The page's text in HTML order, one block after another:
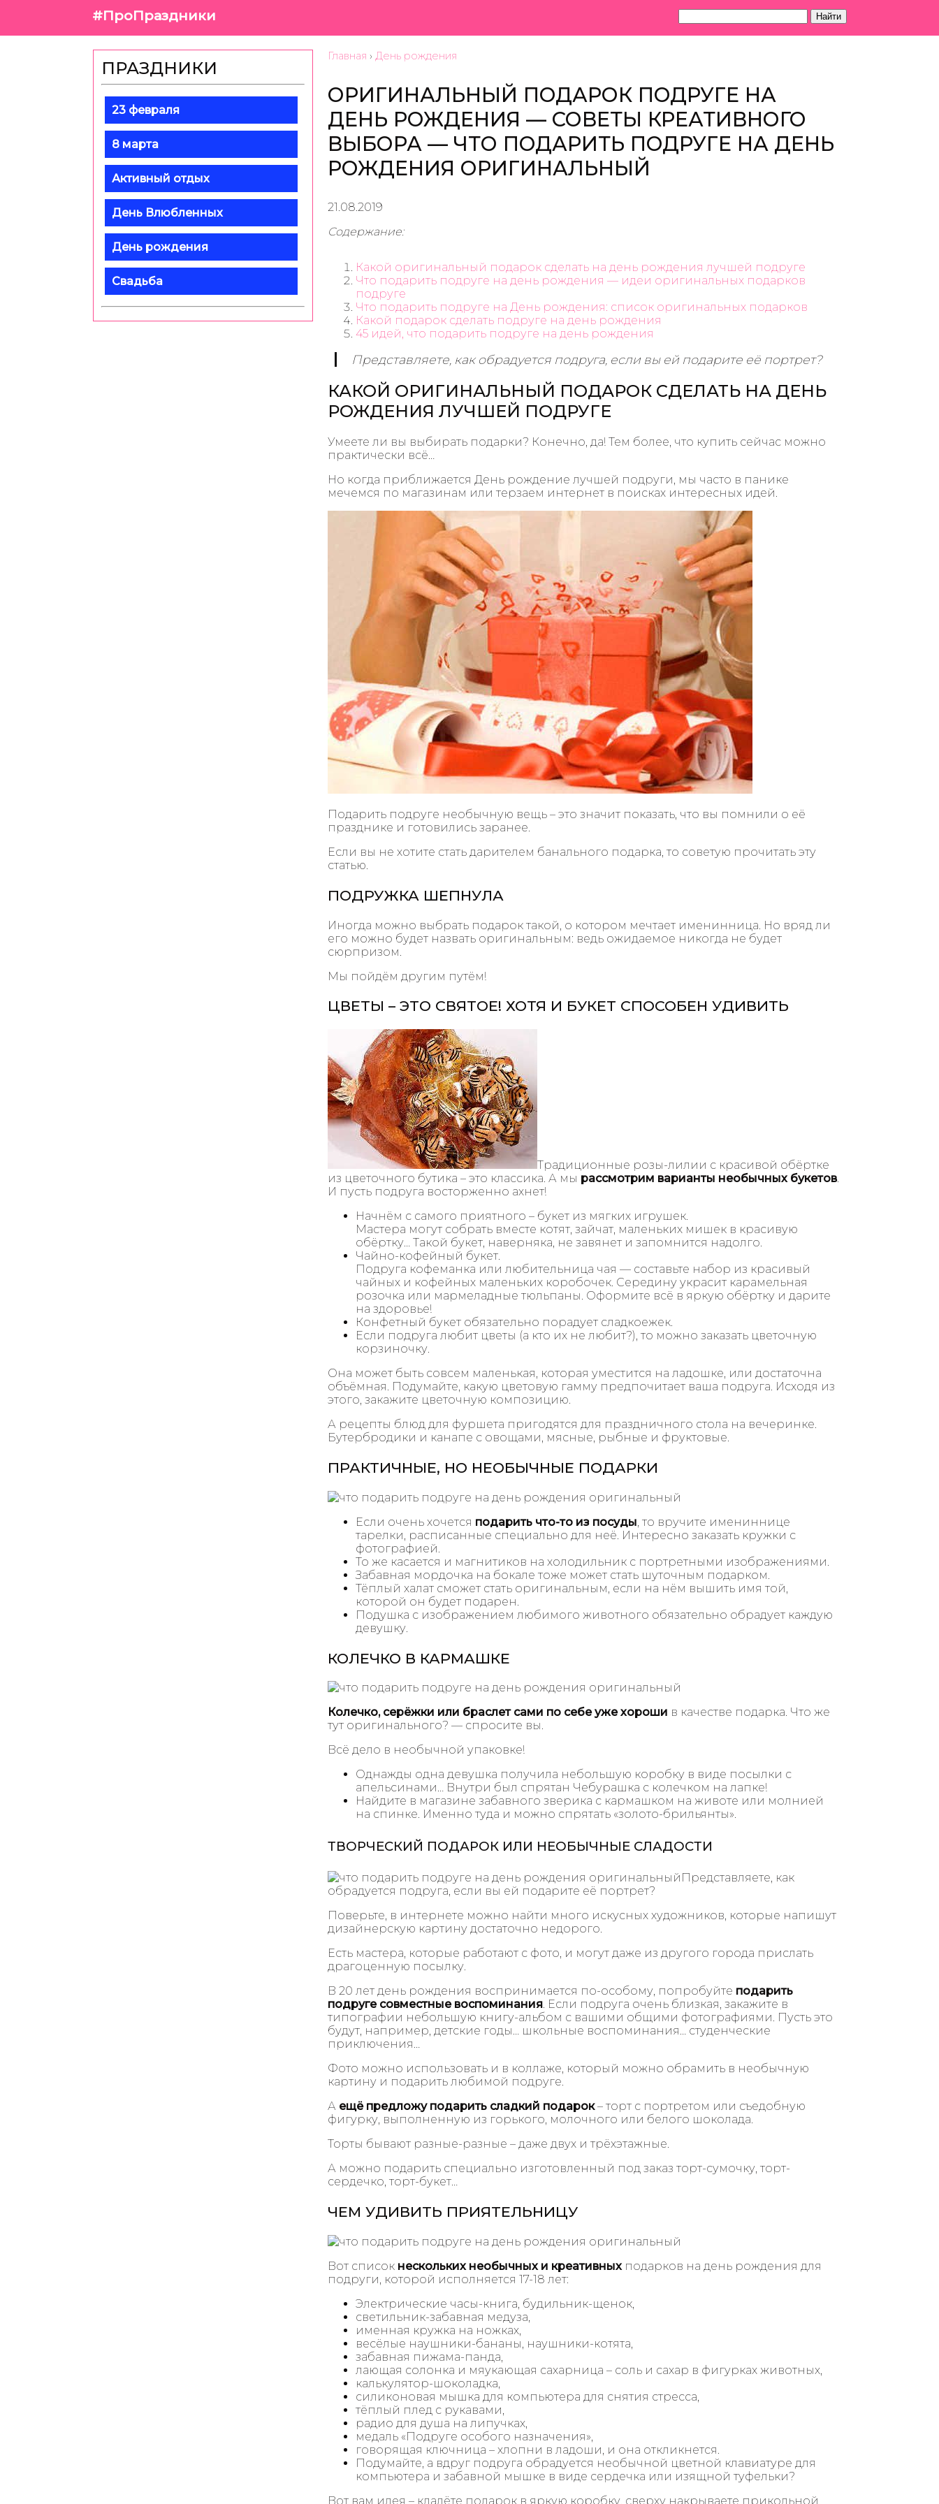
#ПроПраздники Найти
ПРАЗДНИКИ
23 февраля
8 марта
Активный отдых
День Влюбленных
День рождения
Свадьба
Главная ›День рождения
ОРИГИНАЛЬНЫЙ ПОДАРОК ПОДРУГЕ НА
ДЕНЬ РОЖДЕНИЯ — СОВЕТЫ КРЕАТИВНОГО
ВЫБОРА — ЧТО ПОДАРИТЬ ПОДРУГЕ НА ДЕНЬ
РОЖДЕНИЯ ОРИГИНАЛЬНЫЙ
21.08.2019
Содержание:
Какой оригинальный подарок сделать на день рождения лучшей подруге
Что подарить подруге на день рождения — идеи оригинальных подарков
подруге
Что подарить подруге на День рождения: список оригинальных подарков
Какой подарок сделать подруге на день рождения
45 идей, что подарить подруге на день рождения
Представляете, как обрадуется подруга, если вы ей подарите её портрет?
КАКОЙ ОРИГИНАЛЬНЫЙ ПОДАРОК СДЕЛАТЬ НА ДЕНЬ
РОЖДЕНИЯ ЛУЧШЕЙ ПОДРУГЕ
Умеете ли вы выбирать подарки? Конечно, да! Тем более, что купить сейчас можно
практически всё…
Но когда приближается День рождение лучшей подруги, мы часто в панике
мечемся по магазинам или терзаем интернет в поисках интересных идей.
Подарить подруге необычную вещь – это значит показать, что вы помнили о её
празднике и готовились заранее.
Если вы не хотите стать дарителем банального подарка, то советую прочитать эту
статью.
ПОДРУЖКА ШЕПНУЛА
Иногда можно выбрать подарок такой, о котором мечтает именинница. Но вряд ли
его можно будет назвать оригинальным: ведь ожидаемое никогда не будет
сюрпризом.
Мы пойдём другим путём!
ЦВЕТЫ – ЭТО СВЯТОЕ! ХОТЯ И БУКЕТ СПОСОБЕН УДИВИТЬ
Традиционные розы-лилии с красивой обёртке
из цветочного бутика – это классика. А мы рассмотрим варианты необычных букетов.
И пусть подруга восторженно ахнет!
Начнём с самого приятного – букет из мягких игрушек.
Мастера могут собрать вместе котят, зайчат, маленьких мишек в красивую
обёртку… Такой букет, наверняка, не завянет и запомнится надолго.
Чайно-кофейный букет.
Подруга кофеманка или любительница чая — составьте набор из красивый
чайных и кофейных маленьких коробочек. Середину украсит карамельная
розочка или мармеладные тюльпаны. Оформите всё в яркую обёртку и дарите
на здоровье!
Конфетный букет обязательно порадует сладкоежек.
Если подруга любит цветы (а кто их не любит?), то можно заказать цветочную
корзиночку.
Она может быть совсем маленькая, которая уместится на ладошке, или достаточна
объёмная. Подумайте, какую цветовую гамму предпочитает ваша подруга. Исходя из
этого, закажите цветочную композицию.
А рецепты блюд для фуршета пригодятся для праздничного стола на вечеринке.
Бутербродики и канапе с овощами, мясные, рыбные и фруктовые.
ПРАКТИЧНЫЕ, НО НЕОБЫЧНЫЕ ПОДАРКИ
Если очень хочется подарить что-то из посуды , то вручите имениннице
тарелки, расписанные специально для неё. Интересно заказать кружки с
фотографией.
То же касается и магнитиков на холодильник с портретными изображениями.
Забавная мордочка на бокале тоже может стать шуточным подарком.
Тёплый халат сможет стать оригинальным, если на нём вышить имя той,
которой он будет подарен.
Подушка с изображением любимого животного обязательно обрадует каждую
девушку.
КОЛЕЧКО В КАРМАШКЕ
Колечко, серёжки или браслет сами по себе уже хороши в качестве подарка. Что же
тут оригинального? — спросите вы.
Всё дело в необычной упаковке!
Однажды одна девушка получила небольшую коробку в виде посылки с
апельсинами… Внутри был спрятан Чебурашка с колечком на лапке!
Найдите в магазине забавного зверика с кармашком на животе или молнией
на спинке. Именно туда и можно спрятать «золото-брильянты».
ТВОРЧЕСКИЙ ПОДАРОК ИЛИ НЕОБЫЧНЫЕ СЛАДОСТИ
Представляете, как
обрадуется подруга, если вы ей подарите её портрет?
Поверьте, в интернете можно найти много искусных художников, которые напишут
дизайнерскую картину достаточно недорого.
Есть мастера, которые работают с фото, и могут даже из другого города прислать
драгоценную посылку.
В 20 лет день рождения воспринимается по-особому, попробуйте подарить
подруге совместные воспоминания. Если подруга очень близкая, закажите в
типографии небольшую книгу-альбом с вашими общими фотографиями. Пусть это
будут, например, детские годы… школьные воспоминания… студенческие
приключения…
Фото можно использовать и в коллаже, который можно обрамить в необычную
картину и подарить любимой подруге.
А ещё предложу подарить сладкий подарок– торт с портретом или съедобную
фигурку, выполненную из горького, молочного или белого шоколада.
Торты бывают разные-разные – даже двух и трёхэтажные.
А можно подарить специально изготовленный под заказ торт-сумочку, торт-
сердечко, торт-букет…
ЧЕМ УДИВИТЬ ПРИЯТЕЛЬНИЦУ
Вот список нескольких необычных и креативныхподарков на день рождения для
подруги, которой исполняется 17-18 лет:
Электрические часы-книга, будильник-щенок,
светильник-забавная медуза,
именная кружка на ножках,
весёлые наушники-бананы, наушники-котята,
забавная пижама-панда,
лающая солонка и мяукающая сахарница – соль и сахар в фигурках животных,
калькулятор-шоколадка,
силиконовая мышка для компьютера для снятия стресса,
тёплый плед с рукавами,
радио для душа на липучках,
медаль «Подруге особого назначения»,
говорящая ключница – хлопни в ладоши, и она откликнется.
Подумайте, а вдруг подруга обрадуется необычной цветной клавиатуре для
компьютера и забавной мышке в виде сердечка или изящной туфельки?
Вот вам идея – кладёте подарок в яркую коробку, сверху накрываете прикольной